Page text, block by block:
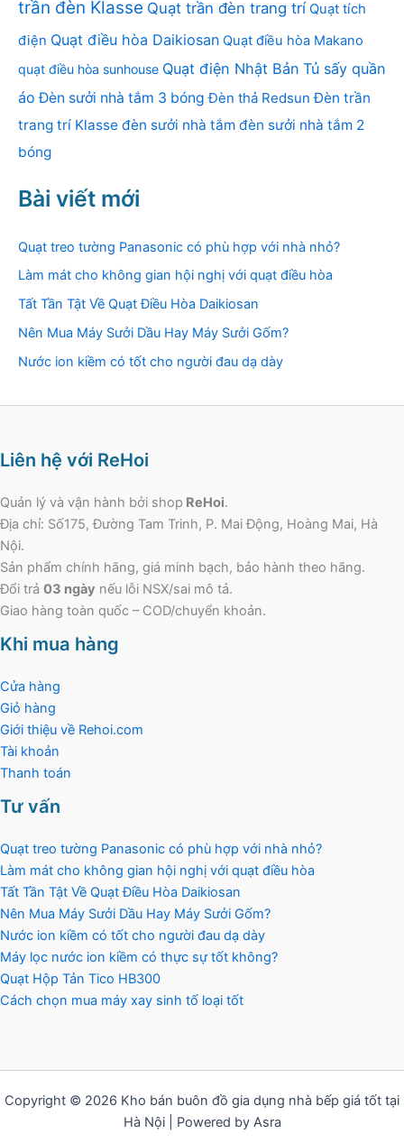
trần đèn Klasse Quạt trần đèn trang trí Quạt tích
điện Quạt điều hòa Daikiosan Quạt điều hòa Makano
quạt điều hòa sunhouse Quạt điện Nhật Bản Tủ sấy quần
áo Đèn sưởi nhà tắm 3 bóng Đèn thả Redsun Đèn trần
trang trí Klasse đèn sưởi nhà tắm đèn sưởi nhà tắm 2
bóng
Bài viết mới
Quạt treo tường Panasonic có phù hợp với nhà nhỏ?
Làm mát cho không gian hội nghị với quạt điều hòa
Tất Tần Tật Về Quạt Điều Hòa Daikiosan
Nên Mua Máy Sưởi Dầu Hay Máy Sưởi Gốm?
Nước ion kiềm có tốt cho người đau dạ dày
Liên hệ với ReHoi
Quản lý và vận hành bởi shop ReHoi.
Địa chỉ: Số175, Đường Tam Trinh, P. Mai Động, Hoàng Mai, Hà
Nội.
Sản phẩm chính hãng, giá minh bạch, bảo hành theo hãng.
Đổi trả 03 ngày nếu lỗi NSX/sai mô tả.
Giao hàng toàn quốc – COD/chuyển khoản.
Khi mua hàng
Cửa hàng
Giỏ hàng
Giới thiệu về Rehoi.com
Tài khoản
Thanh toán
Tư vấn
Quạt treo tường Panasonic có phù hợp với nhà nhỏ?
Làm mát cho không gian hội nghị với quạt điều hòa
Tất Tần Tật Về Quạt Điều Hòa Daikiosan
Nên Mua Máy Sưởi Dầu Hay Máy Sưởi Gốm?
Nước ion kiềm có tốt cho người đau dạ dày
Máy lọc nước ion kiềm có thực sự tốt không?
Quạt Hộp Tản Tico HB300
Cách chọn mua máy xay sinh tố loại tốt
Copyright © 2026 Kho bán buôn đồ gia dụng nhà bếp giá tốt tại
Hà Nội | Powered by Asra